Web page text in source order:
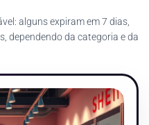
alguns expiram em 7 dias,
dependendo da categoria e da